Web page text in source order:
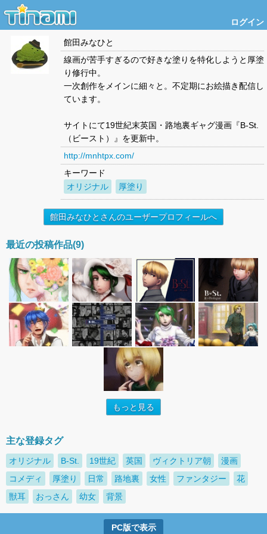
ログイン
館田みなひと
線画が苦手すぎるので好きな塗りを特化しようと厚塗
り修行中。
一次創作をメインに細々と。不定期にお絵描き配信し
ています。
サイトにて19世紀末英国・路地裏ギャグ漫画『B-St.
（ビースト）』を更新中。
http://mnhtpx.com/
キーワード
オリジナル
厚塗り
館田みなひとさんのユーザープロフィールへ
最近の投稿作品(9)
もっと見る
主な登録タグ
オリジナル B-St. 19世紀 英国 ヴィクトリア朝
漫画
コメディ
厚塗り 日常 路地裏 女性 ファンタジー
花
獣耳
おっさん 幼女 背景
PC版で表示